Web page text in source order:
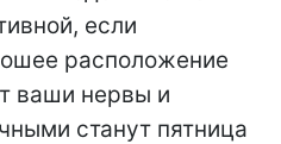
если
расположение
ваши нервы и
станут пятница